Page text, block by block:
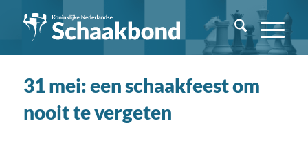
31 mei: een schaakfeest om
nooit te vergeten